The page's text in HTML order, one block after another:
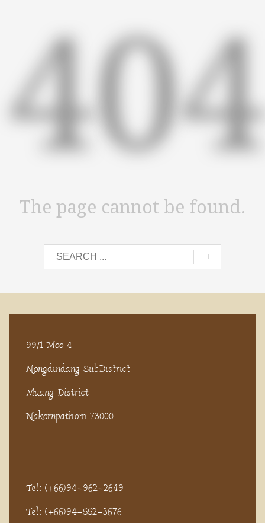
The page cannot be found.
99/1 Moo 4
Nongdindang SubDistrict
Muang District
Nakornpathom 73000
Tel: (+66)94-962-2649
Tel: (+66)94-552-3676